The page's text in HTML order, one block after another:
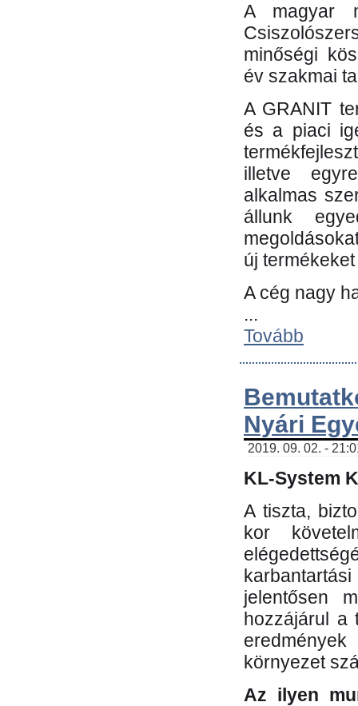
A magyar
minőségi
év szakmai
A GRANIT
és a piaci
illetve
alkalmas
állunk
új
A cég nagy
...
Tovább
Nyári
2019. 09. 02. -
KL-System
A tiszta,
kor
jelentősen
hozzájárul a
környezet
Az ilyen